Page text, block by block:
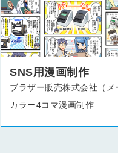
SNS用漫画制作
ブラザー販売株式会社（メ
カラー4コマ漫画制作